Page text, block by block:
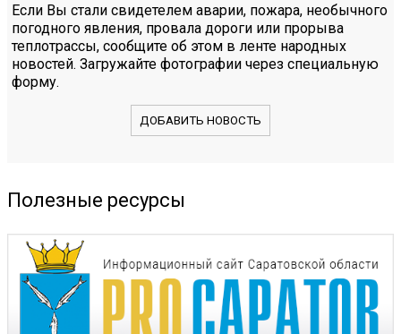
Если Вы стали свидетелем аварии, пожара, необычного
погодного явления, провала дороги или прорыва
теплотрассы, сообщите об этом в ленте народных
новостей. Загружайте фотографии через специальную
форму.
ДОБАВИТЬ НОВОСТЬ
Полезные ресурсы